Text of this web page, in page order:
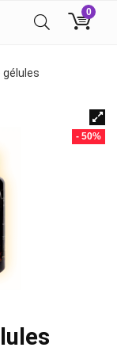
0
gélules
- 50%